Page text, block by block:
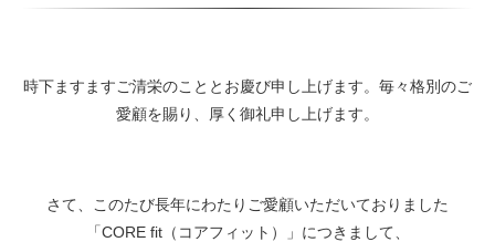
導入事例
YouTube
English
時下ますますご清栄のこととお慶び申し上げます。毎々格別のご
愛顧を賜り、厚く御礼申し上げます。
さて、このたび長年にわたりご愛顧いただいておりました
「CORE fit（コアフィット）」につきまして、